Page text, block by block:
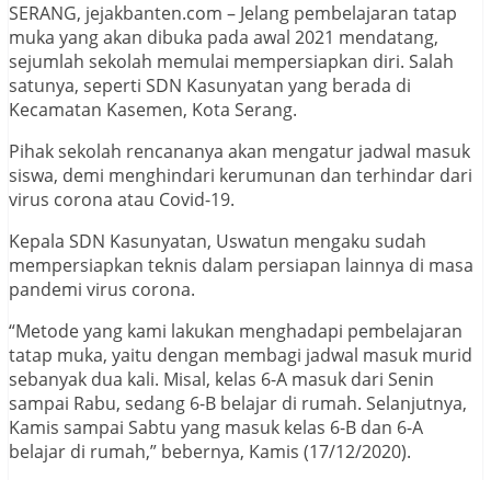
SERANG, jejakbanten.com – Jelang pembelajaran tatap
muka yang akan dibuka pada awal 2021 mendatang,
sejumlah sekolah memulai mempersiapkan diri. Salah
satunya, seperti SDN Kasunyatan yang berada di
Kecamatan Kasemen, Kota Serang.
Pihak sekolah rencananya akan mengatur jadwal masuk
siswa, demi menghindari kerumunan dan terhindar dari
virus corona atau Covid-19.
Kepala SDN Kasunyatan, Uswatun mengaku sudah
mempersiapkan teknis dalam persiapan lainnya di masa
pandemi virus corona.
“Metode yang kami lakukan menghadapi pembelajaran
tatap muka, yaitu dengan membagi jadwal masuk murid
sebanyak dua kali. Misal, kelas 6-A masuk dari Senin
sampai Rabu, sedang 6-B belajar di rumah. Selanjutnya,
Kamis sampai Sabtu yang masuk kelas 6-B dan 6-A
belajar di rumah,” bebernya, Kamis (17/12/2020).